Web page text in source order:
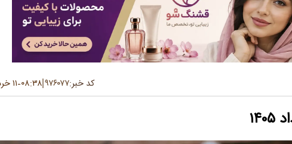
کد خبر:۹۷۶۰۷۷ ۰۸:۳۸-۱۱ خرداد ۱۴۰۵